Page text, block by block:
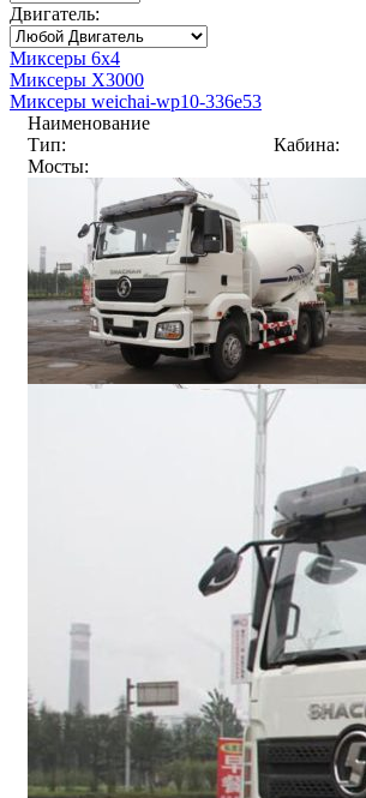
Двигатель:
Миксеры 6x4
Миксеры X3000
Миксеры weichai-wp10-336e53
Наименование
Тип:
Кабина:
Мосты: